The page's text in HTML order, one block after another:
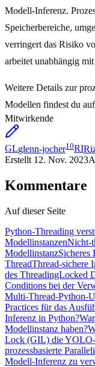
Modell-Inferenz.
Speicherbereiche,
verringert das Risiko
arbeitet unabhängig
Weitere Details zur
Modellen findest du
Mitwirkende
GLglenn-jocher10RI
Erstellt 12. Nov. 2023
Kommentare
Auf dieser Seite
Python-Threading
ModellinstanzenNicht-
ModellinstanzSicheres
ThreadThread-sichere
des ThreadingLocked
Conditions bei der
Multi-Thread-Python-
Practices für das
Inferenz in Python?
Modellinstanz haben?
Lock (GIL) die
prozessbasierte
Modell-Inferenz zu